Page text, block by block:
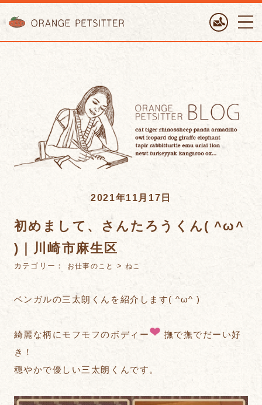
2021年11月17日
初めまして、さんたろうくん( ^ω^
)｜川崎市麻生区
カテゴリー： お仕事のこと >ねこ
ベンガルの三太朗くんを紹介します( ^ω^ )
綺麗な柄にモフモフのボディー
撫で撫でだーい好
き！
穏やかで優しい三太朗くんです。